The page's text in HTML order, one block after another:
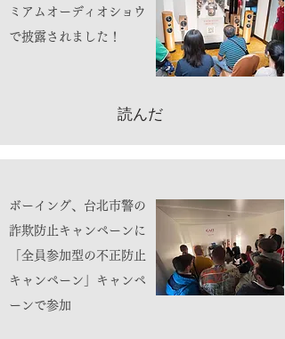
ミアムオーディオショウ
で披露されました！
読んだ
ボーイング、台北市警の
詐欺防止キャンペーンに
「全員参加型の不正防止
キャンペーン」キャンペ
ーンで参加